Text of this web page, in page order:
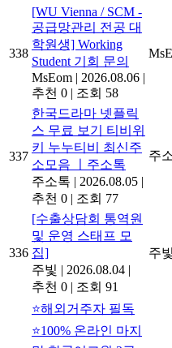
338
[WU Vienna / SCM -
공급망관리 전공 대
학원생] Working
Student 기회 문의
MsEom | 2026.08.06 |
추천 0 | 조회 58
337
한국드라마 넷플릭
스 무료 보기 티비위
키 누누티비 최신주
소모음 ㅣ주소톡
주소톡 | 2026.08.05 |
추천 0 | 조회 77
주
336
[수출상담회 통역원
및 운영 스태프 모
집]
주빛 | 2026.08.04 |
추천 0 | 조회 91
주빛
⭐해외거주자 필독
⭐100% 온라인 마지